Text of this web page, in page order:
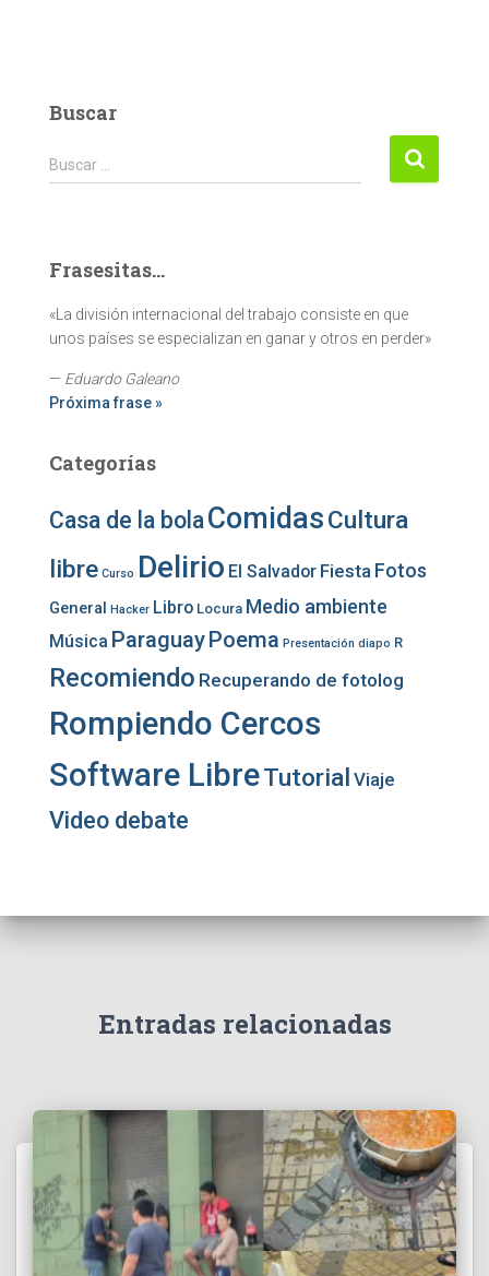
Buscar
Buscar:
Buscar …
Frasesitas...
«La división internacional del trabajo consiste en que
unos países se especializan en ganar y otros en perder»
— Eduardo Galeano
Próxima frase »
Categorías
Casa de la bola ComidasCultura
libre Curso Delirio El Salvador Fiesta Fotos
General Hacker Libro Locura Medio ambiente
Música ParaguayPoema Presentación diapo R
Recomiendo Recuperando de fotolog
Rompiendo Cercos
Software LibreTutorial Viaje
Video debate
Entradas relacionadas